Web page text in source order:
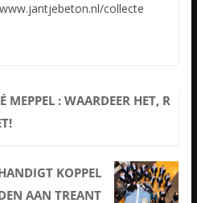
collecte
MEPPEL : WAARDEER HET, R
KOPPEL
AAN TREANT